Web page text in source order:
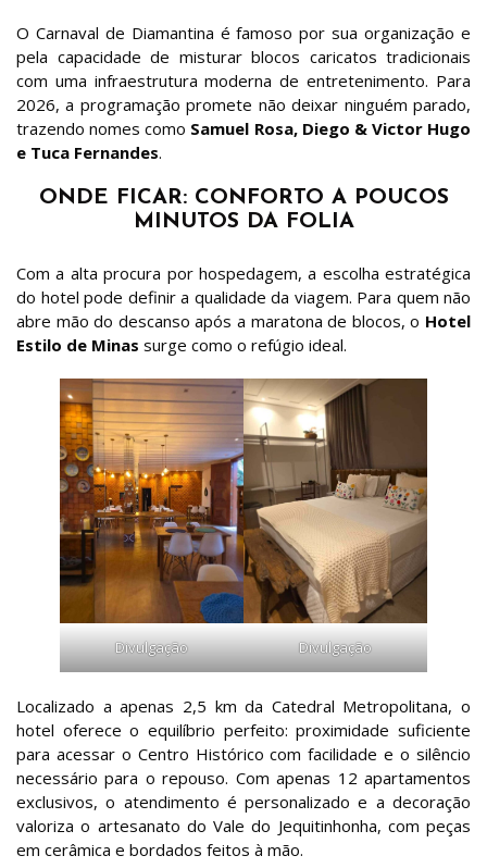
O Carnaval de Diamantina é famoso por sua organização e
pela capacidade de misturar blocos caricatos tradicionais
com uma infraestrutura moderna de entretenimento. Para
2026, a programação promete não deixar ninguém parado,
trazendo nomes como Samuel Rosa, Diego & Victor Hugo
e Tuca Fernandes.
ONDE FICAR: CONFORTO A POUCOS
MINUTOS DA FOLIA
Com a alta procura por hospedagem, a escolha estratégica
do hotel pode definir a qualidade da viagem. Para quem não
abre mão do descanso após a maratona de blocos, o Hotel
Estilo de Minas surge como o refúgio ideal.
Divulgação Divulgação
Localizado a apenas 2,5 km da Catedral Metropolitana, o
hotel oferece o equilíbrio perfeito: proximidade suficiente
para acessar o Centro Histórico com facilidade e o silêncio
necessário para o repouso. Com apenas 12 apartamentos
exclusivos, o atendimento é personalizado e a decoração
valoriza o artesanato do Vale do Jequitinhonha, com peças
em cerâmica e bordados feitos à mão.